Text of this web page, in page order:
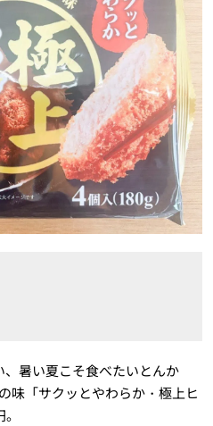
暑い夏こそ食べたいとんか
味「サクッとやわらか・極上ヒ